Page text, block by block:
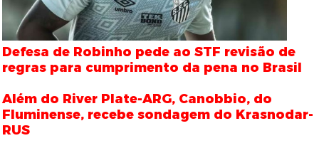
Defesa de Robinho pede ao STF revisão de
regras para cumprimento da pena no Brasil
Além do River Plate-ARG, Canobbio, do
Fluminense, recebe sondagem do Krasnodar-
RUS